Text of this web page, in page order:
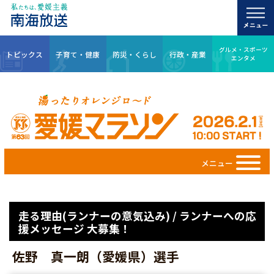
トピックス 子育て・健康 防災・くらし 行政・産業
グルメ・スポーツ
エンタメ
メニュー
走る理由(ランナーの意気込み) / ランナーへの応
援メッセージ 大募集！
佐野 真一朗（愛媛県）選手